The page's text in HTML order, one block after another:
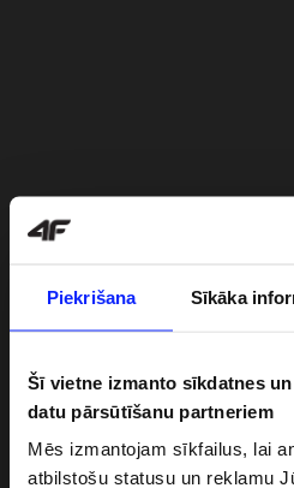
Piekrišana Sīkāka
Šī vietne izmanto sīkdatnes
datu pārsūtīšanu partneriem
Mēs izmantojam sīkfailus, lai
atbilstošu statusu un reklamu